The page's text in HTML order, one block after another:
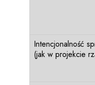
Intencjonalność
(jak w projekcie